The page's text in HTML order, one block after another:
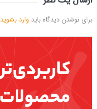
برای نوشتن دیدگاه باید وارد بشوید